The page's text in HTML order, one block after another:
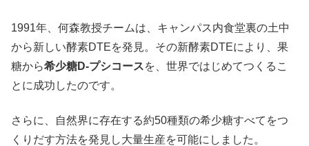
1991年、何森教授チームは、キャンパス内食堂裏の土中
から新しい酵素DTEを発見。その新酵素DTEにより、果
糖から希少糖D-プシコースを、世界ではじめてつくるこ
とに成功したのです。
さらに、自然界に存在する約50種類の希少糖すべてをつ
くりだす方法を発見し大量生産を可能にしました。